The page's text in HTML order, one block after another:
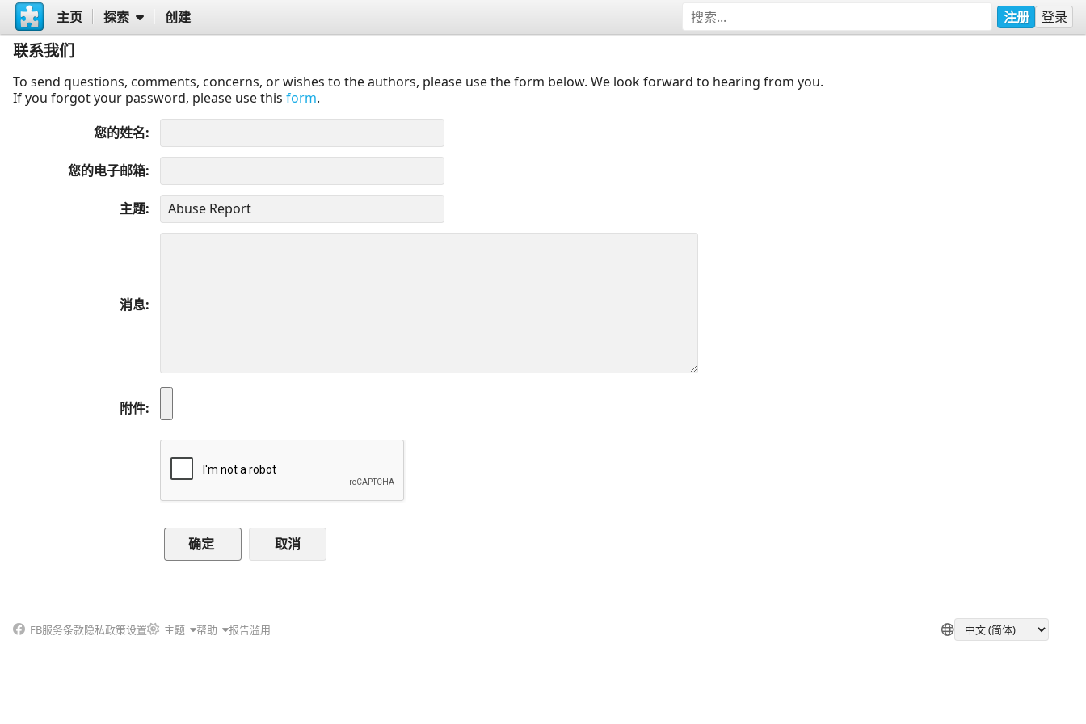
主页 探索 创建 注册 登录
联系我们
To send questions, comments, concerns, or wishes to the authors, please use the form below. We look forward to hearing from you.
If you forgot your password, please use this form.
您的姓名
您的电子邮箱
主题
消息
附件
取消
FB服务条款隐私政策设置 主题 帮助 报告滥用